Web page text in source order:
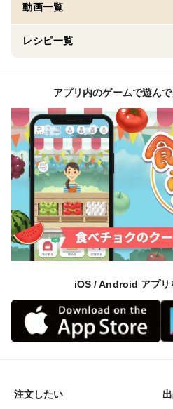
動画一覧
レシピ一覧
アプリ内のゲームで遊ん
iOS / Android アプリ
注文したい